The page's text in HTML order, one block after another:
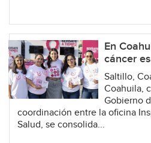
En
cáncer
Saltillo,
Coahuila,
Gobierno
coordinación entre la oficina
Salud, se consolida...